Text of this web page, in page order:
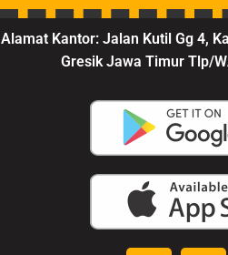
Alamat Kantor: Jalan Kutil Gg 4,
Gresik Jawa Timur Tlp/